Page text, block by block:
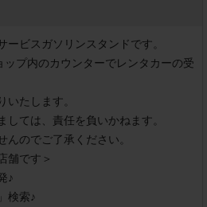
ービスガソリンスタンドです。
プ内のカウンターでレンタカーの受
たします。
しては、責任を負いかねます。
のでご了承ください。
舗です＞
♪
検索♪